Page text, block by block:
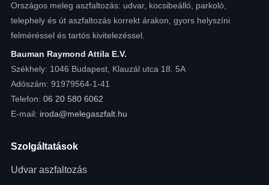
Országos meleg aszfaltozás: udvar, kocsibeálló, parkoló,
telephely és út aszfaltozás korrekt árakon, gyors helyszíni
felméréssel és tartós kivitelezéssel.
Bauman Raymond Attila E.V.
Székhely: 1046 Budapest, Klauzál utca 18. 5A
Adószám: 91979564-1-41
Telefon: 06 20 580 6062
E-mail: iroda@melegaszfalt.hu
Szolgáltatások
Udvar aszfaltozás